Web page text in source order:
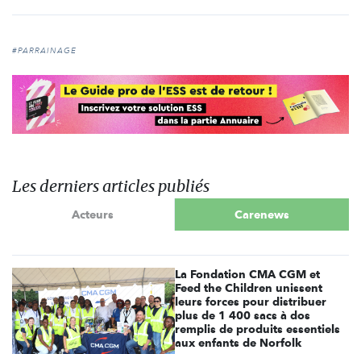
#PARRAINAGE
Les derniers articles publiés
Acteurs Carenews
La Fondation CMA CGM et
Feed the Children unissent
leurs forces pour distribuer
plus de 1 400 sacs à dos
remplis de produits essentiels
aux enfants de Norfolk